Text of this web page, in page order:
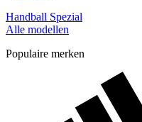
Handball Spezial
Alle modellen
Populaire merken